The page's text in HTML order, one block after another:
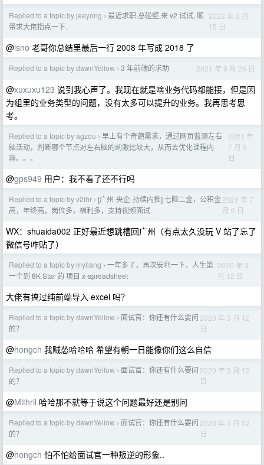
Replied to a topic by jeeyong › 最近求职,总碰壁,来 v2 试试, 顺
带求大佬指点一下.
2022 年 3 月
15 日
@isno 老哥你总结里最后一行 2008 年写成 2018 了
Replied to a topic by dawnYellow › 3 年前端的求助 2021 年 9 月 26 日
@xuxuxu123 说到我心声了。我现在就是啥业务代码都能接，但是因
为组里的业务类型的问题，没有太多可以提升的业务。我再思考思
考。
Replied to a topic by agzou › 早上有个奇葩需求，通过网页监测左右
脑活动，判断哪个节点对左右脑的刺激比较大，从而去优化课程内
容。。。
2021 年
7 月 9
日
@gps949 用户：我不看了还不行吗
Replied to a topic by v2lhr › [广州-央企-持续内推] 七险二金，公积金
高，年终高，岗位多，福利多，支持视频面试
2021 年 7
月 6 日
WX：shuaida002 正好最近想跳槽回广州（有点太久没玩 V 站了忘了
微信号咋贴了）
Replied to a topic by myliang › 一年多了，再次安利一下，人生第
一个到 8K Star 的 项目 x-spreadsheet
2020 年 3
月 12 日
大佬有搞过纯前端导入 excel 吗？
Replied to a topic by dawnYellow › 面试官：你还有什么要问
的？
2020 年 3 月 12
日
@hongch 我贼怂哈哈哈 希望有朝一日能像你们这么自信
Replied to a topic by dawnYellow › 面试官：你还有什么要问
的？
2020 年 3 月 12
日
@Mithril 哈哈那不就等于说这个问题最好还是别问
Replied to a topic by dawnYellow › 面试官：你还有什么要问
的？
2020 年 3 月 12
日
@hongch 怕不怕给面试官一种叛逆的形象..